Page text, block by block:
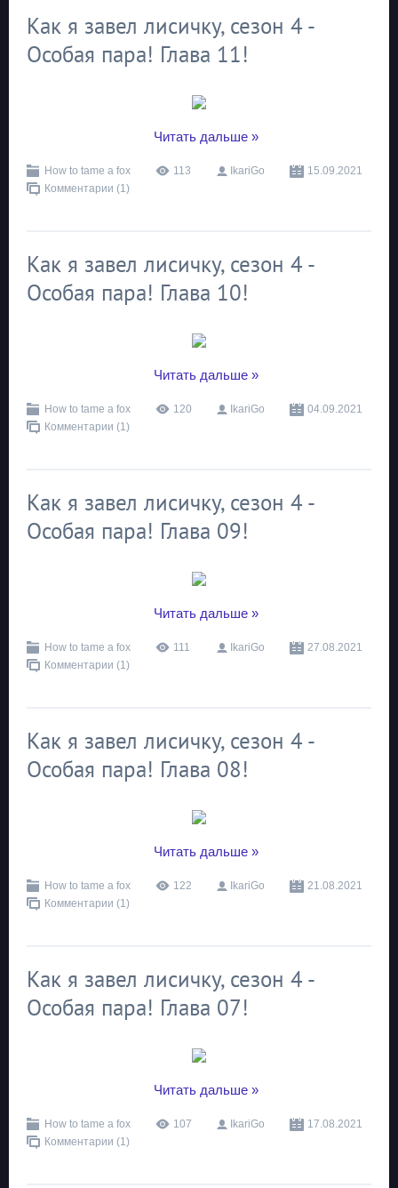
Как я завел лисичку, сезон 4 -
Особая пара! Глава 11!
Читать дальше »
How to tame a fox 113 IkariGo
15.09.2021
Комментарии (1)
Как я завел лисичку, сезон 4 -
Особая пара! Глава 10!
Читать дальше »
How to tame a fox 120 IkariGo
04.09.2021
Комментарии (1)
Как я завел лисичку, сезон 4 -
Особая пара! Глава 09!
Читать дальше »
How to tame a fox 111 IkariGo
27.08.2021
Комментарии (1)
Как я завел лисичку, сезон 4 -
Особая пара! Глава 08!
Читать дальше »
How to tame a fox 122 IkariGo
21.08.2021
Комментарии (1)
Как я завел лисичку, сезон 4 -
Особая пара! Глава 07!
Читать дальше »
How to tame a fox 107 IkariGo
17.08.2021
Комментарии (1)